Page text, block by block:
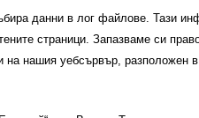
данни в лог файлове. Тази
страници. Запазваме си
на нашия уебсървър,